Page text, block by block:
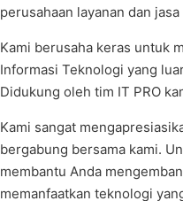
perusahaan layanan dan jasa
Kami berusaha keras untuk
Informasi Teknologi yang
Didukung oleh tim IT PRO
Kami sangat
bergabung bersama kami.
membantu Anda
memanfaatkan teknologi